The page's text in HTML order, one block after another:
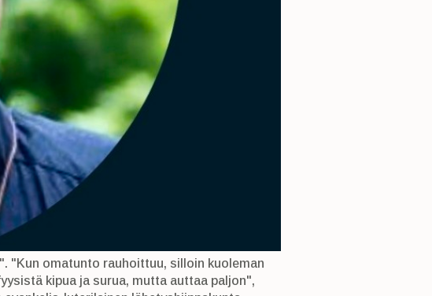
"Kun omatunto rauhoittuu, silloin kuoleman
kipua ja surua, mutta auttaa paljon",